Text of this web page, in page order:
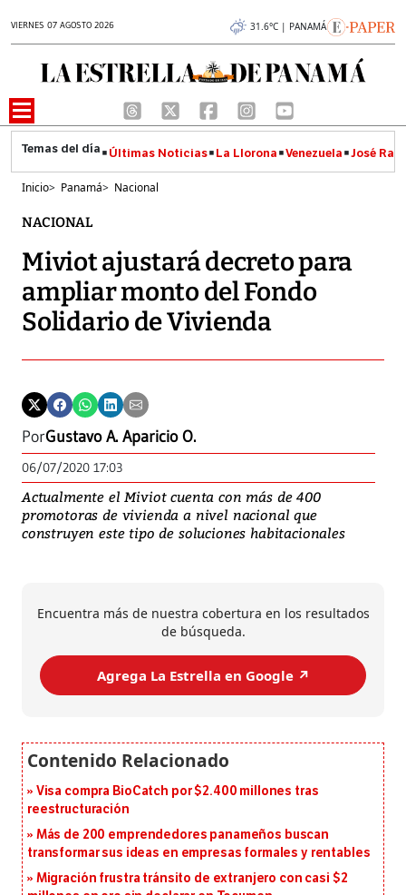
VIERNES 07 AGOSTO 2026 31.6°C | PANAMÁ
Últimas Noticias La Llorona Venezuela José
Inicio> Panamá> Nacional
NACIONAL
Miviot ajustará decreto para
ampliar monto del Fondo
Solidario de Vivienda
PorGustavo A. Aparicio O.
06/07/2020 17:03
Actualmente el Miviot cuenta con más de 400
promotoras de vivienda a nivel nacional que
construyen este tipo de soluciones habitacionales
Encuentra más de nuestra cobertura en los resultados
de búsqueda.
Agrega La Estrella en Google ↗️
Visa compra BioCatch por $2.400 millones tras
reestructuración
Más de 200 emprendedores panameños buscan
transformar sus ideas en empresas formales y rentables
Migración frustra tránsito de extranjero con casi $2